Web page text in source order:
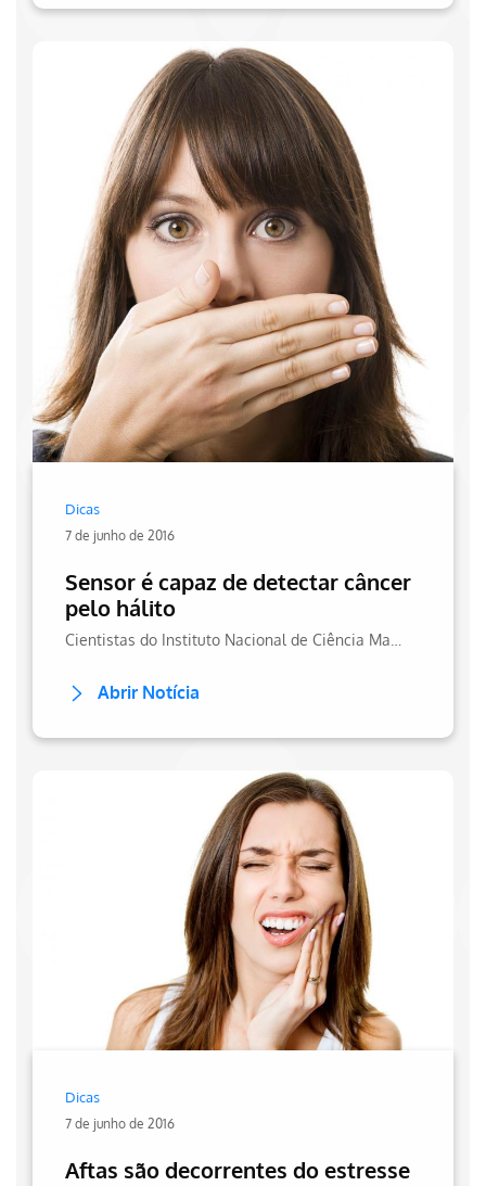
Dicas
7 de junho de 2016
Sensor é capaz de detectar câncer
pelo hálito
Abrir Notícia
Dicas
7 de junho de 2016
Aftas são decorrentes do estresse